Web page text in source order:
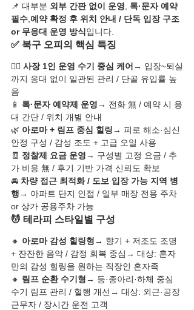
📌 대부분 외부 간판 없이 운영
톡·문자 예약
필수 예약 확정 후 위치 안내 / 단독 입장 구조
or 무응대 운영 방식입니다.
✅ 북구 오피의 핵심 특징
🧖‍♀️ 사장 1인 운영 수기 중심 케어 → 입장~퇴실
까지 응대 없이 일관된 관리 / 단골 유입률 높
음
📱 톡·문자 예약제 운영→ 전화 無 / 예약 시 응
대 간단 / 위치 개별 안내
🌿 아로마 + 림프 중심 힐링→ 피로 해소·심신
안정 구성 / 감성 조도 + 고급 오일 사용
🧾 정찰제 요금 운영→ 구성별 고정 요금 / 추
가 비용 無 / 후기 기반 가격 신뢰도 확보
🚘 차량 접근 최적화 / 도보 입장 가능 지역 병
행→ 아파트 단지 인접 / 일부 매장 전용 주차
or 상가 공용주차 가능
💆 테라피 스타일별 구성
🔸 아로마 감성 힐링형→ 향기 + 저조도 조명
+ 잔잔한 음악 / 감정 회복 중심→ 대상: 혼자
만의 감성 힐링을 원하는 직장인 혼자족
🔸 림프 순환 수기형→ 등·종아리·하체 중심
수기 림프 관리 / 혈행 개선→ 대상: 외근·공장
근무자 / 장시간 운전 고객